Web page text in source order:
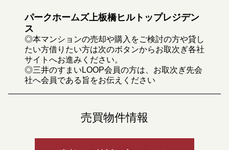
パークホームズ上板橋ヒルトップレジデン
ス
◎本マンションの売却や購入をご検討の方や貸し
たい方借りたい方は次のボタンからお取次ぎ各社
サイトへお進みください。
◎三井のすまいLOOP会員の方は、お取次ぎ先会
社へ会員である旨をお伝えください
売買物件情報